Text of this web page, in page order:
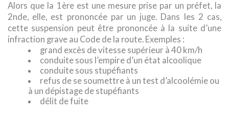
Alors que la 1ère est une mesure prise par un préfet, la
2nde, elle, est prononcée par un juge. Dans les 2 cas,
cette suspension peut être prononcée à la suite d’une
infraction grave au Code de la route. Exemples :
grand excès de vitesse supérieur à 40 km/h
conduite sous l’empire d’un état alcoolique
conduite sous stupéfiants
refus de se soumettre à un test d’alcoolémie ou
à un dépistage de stupéfiants
délit de fuite